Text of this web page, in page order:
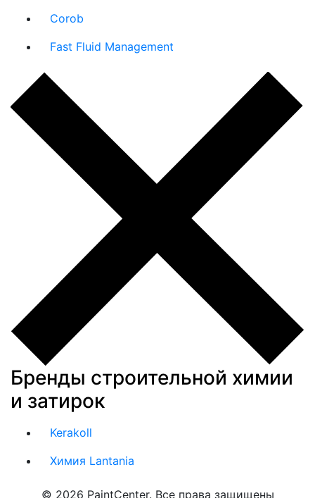
Corob
Fast Fluid Management
Бренды строительной химии
и затирок
Kerakoll
Химия Lantania
© 2026 PaintCenter. Все права защищены